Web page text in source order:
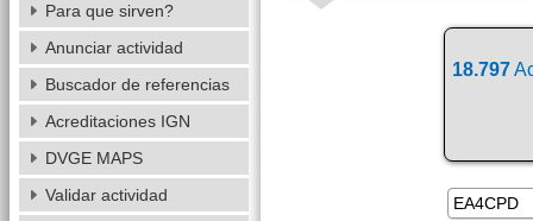
18.797
Para que sirven?
Anunciar actividad
Buscador de referencias
Acreditaciones IGN
DVGE MAPS
Validar actividad